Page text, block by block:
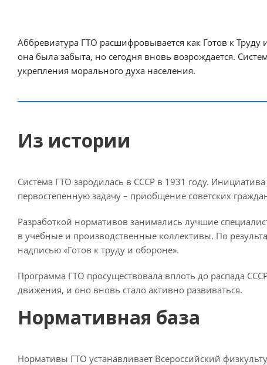
Аббревиатура ГТО расшифровывается как Готов к
она была забыта, но сегодня вновь возрождается.
укрепления морального духа населения.
Из истории
Система ГТО зародилась в СССР в 1931 году.
первостепенную задачу – приобщение советских
Разработкой нормативов занимались лучшие
в учебные и производственные коллективы. По
надписью «Готов к труду и обороне».
Программа ГТО просуществовала вплоть до распада
движения, и оно вновь стало активно развиваться.
Нормативная база
Нормативы ГТО устанавливает Всероссийский